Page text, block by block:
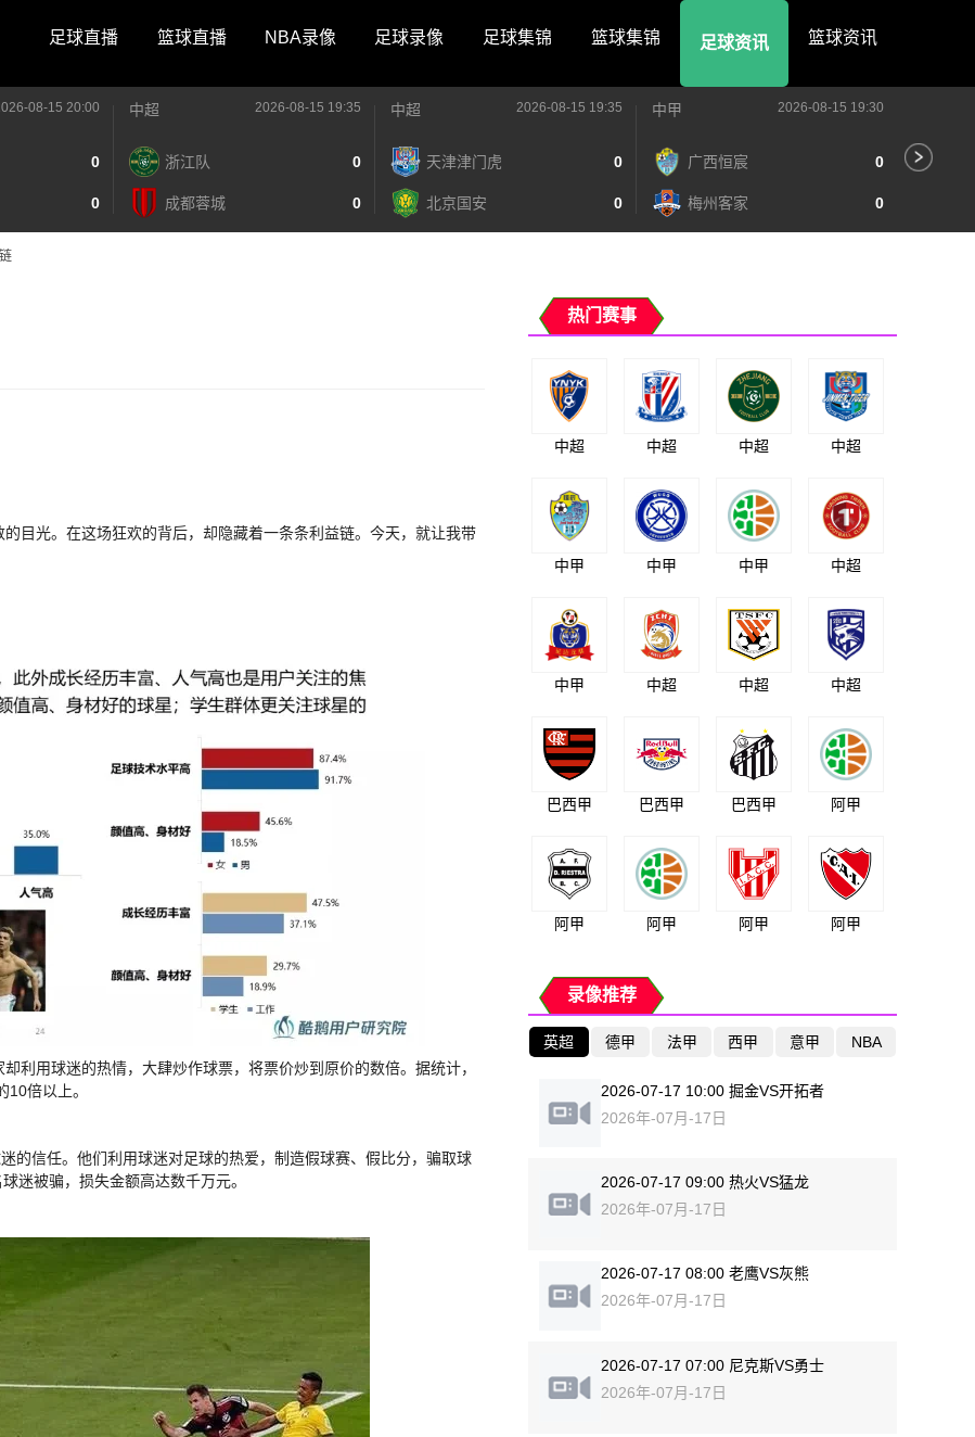
足球直播 篮球直播 NBA录像 足球录像 足球集锦 篮球集锦 足球资讯 篮球资讯
08-15 20:00
0
0
中超 2026-08-15 19:35
浙江队 0
成都蓉城 0
中超 2026-08-15 19:35
天津津门虎 0
北京国安 0
中甲 2026-08-15 19:30
广西恒宸 0
梅州客家 0
目光。在这场狂欢的背后，却隐藏着一条条利益链。今天，就让我带
利用球迷的热情，大肆炒作球票，将票价炒到原价的数倍。据统计，
倍以上。
的信任。他们利用球迷对足球的热爱，制造假球赛、假比分，骗取球
迷被骗，损失金额高达数千万元。
热门赛事
中超 中超 中超 中超
中甲 中甲 中甲 中超
中甲 中超 中超 中超
巴西甲 巴西甲 巴西甲 阿甲
阿甲 阿甲 阿甲 阿甲
录像推荐
英超 德甲 法甲 西甲 意甲 NBA
2026-07-17 10:00 掘金VS开拓者
2026年-07月-17日
2026-07-17 09:00 热火VS猛龙
2026年-07月-17日
2026-07-17 08:00 老鹰VS灰熊
2026年-07月-17日
2026-07-17 07:00 尼克斯VS勇士
2026年-07月-17日